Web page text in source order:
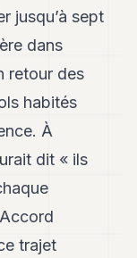
jusqu’à sept
dans
retour des
habités
À
dit « ils
trajet